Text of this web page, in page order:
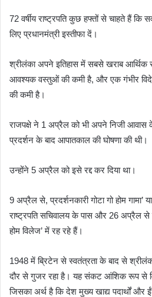
72 वर्षीय राष्ट्रपति कुछ हफ्तों से चाहते हैं कि
लिए प्रधानमंत्री इस्तीफा दें।
श्रीलंका अपने इतिहास में सबसे खराब
आवश्यक वस्तुओं की कमी है, और एक गंभीर
की कमी है।
राजपक्षे ने 1 अप्रैल को भी अपने निजी आवास
प्रदर्शन के बाद आपातकाल की घोषणा की थी।
उन्होंने 5 अप्रैल को इसे रद्द कर दिया था।
9 अप्रैल से, प्रदर्शनकारी गोटा गो होम गामा’
राष्ट्रपति सचिवालय के पास और 26 अप्रैल से
होम विलेज’ में रह रहे हैं।
1948 में ब्रिटेन से स्वतंत्रता के बाद से
दौर से गुजर रहा है। यह संकट आंशिक रूप से
जिसका अर्थ है कि देश मुख्य खाद्य पदार्थों